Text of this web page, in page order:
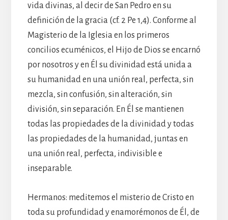
vida divinas, al decir de San Pedro en su
definición de la gracia (cf. 2 Pe 1,4). Conforme al
Magisterio de la Iglesia en los primeros
concilios ecuménicos, el Hijo de Dios se encarnó
por nosotros y en Él su divinidad está unida a
su humanidad en una unión real, perfecta, sin
mezcla, sin confusión, sin alteración, sin
división, sin separación. En Él se mantienen
todas las propiedades de la divinidad y todas
las propiedades de la humanidad, juntas en
una unión real, perfecta, indivisible e
inseparable.
Hermanos: meditemos el misterio de Cristo en
toda su profundidad y enamorémonos de Él, de